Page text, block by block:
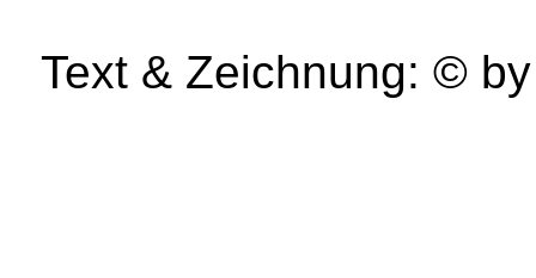
Text & Zeichnung: ©